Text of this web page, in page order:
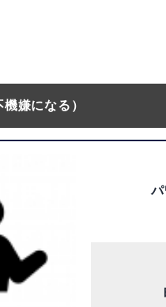
嫌になる）
パ